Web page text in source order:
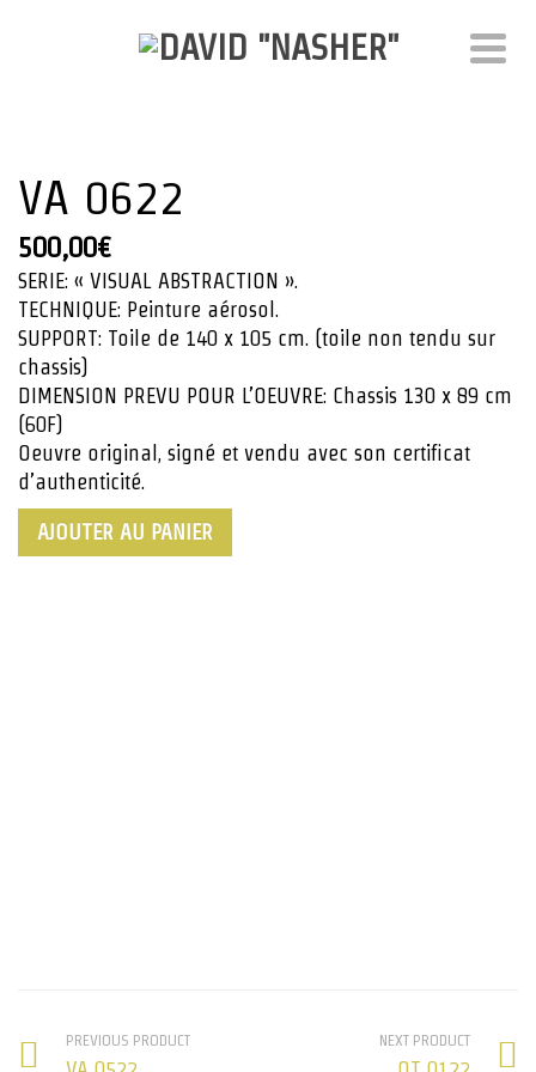
VA 0622
500,00€
SERIE: « VISUAL ABSTRACTION ».
TECHNIQUE: Peinture aérosol.
SUPPORT: Toile de 140 x 105 cm. (toile non tendu sur
chassis)
DIMENSION PREVU POUR L’OEUVRE: Chassis 130 x 89 cm
(60F)
Oeuvre original, signé et vendu avec son certificat
d’authenticité.
quantité
AJOUTER AU PANIER
PREVIOUS PRODUCT NEXT PRODUCT